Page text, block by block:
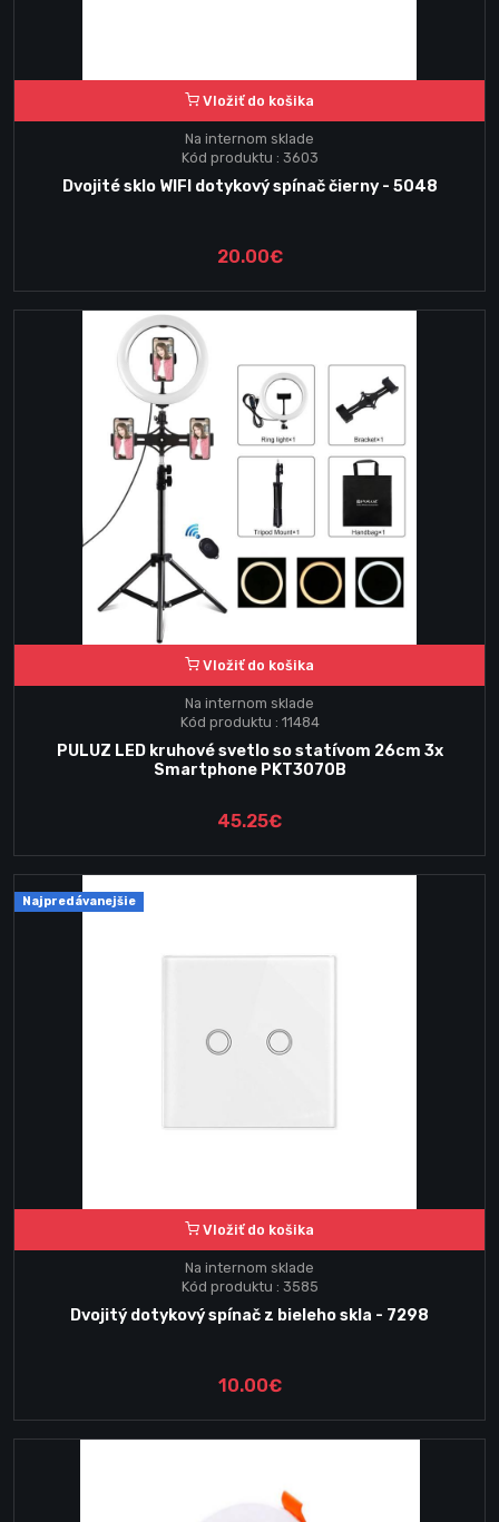
Vložiť do košika
Na internom sklade
Kód produktu : 3603
Dvojité sklo WIFI dotykový spínač čierny - 5048
20.00€
Vložiť do košika
Na internom sklade
Kód produktu : 11484
PULUZ LED kruhové svetlo so statívom 26cm 3x
Smartphone PKT3070B
45.25€
Najpredávanejšie
Vložiť do košika
Na internom sklade
Kód produktu : 3585
Dvojitý dotykový spínač z bieleho skla - 7298
10.00€